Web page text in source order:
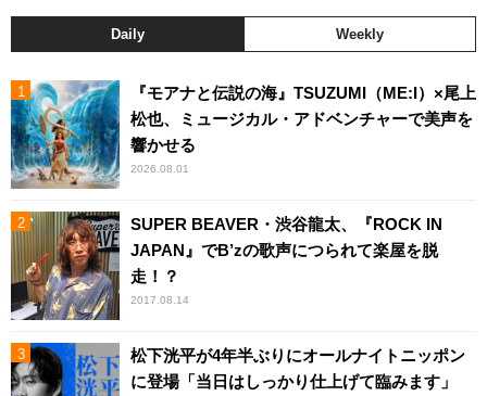
Daily Weekly
『モアナと伝説の海』TSUZUMI（ME:I）×尾上
松也、ミュージカル・アドベンチャーで美声を
響かせる
2026.08.01
SUPER BEAVER・渋谷龍太、『ROCK IN
JAPAN』でB’zの歌声につられて楽屋を脱
走！？
2017.08.14
松下洸平が4年半ぶりにオールナイトニッポン
に登場「当日はしっかり仕上げて臨みます」